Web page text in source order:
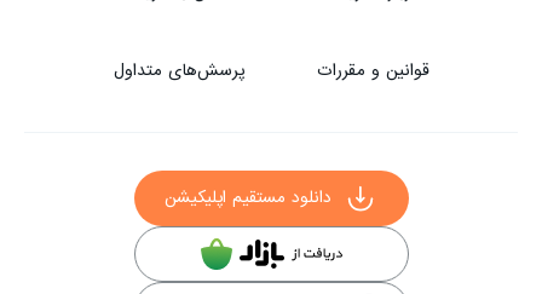
قوانین و مقررات پرسش‌های متداول
دانلود مستقیم اپلیکیشن